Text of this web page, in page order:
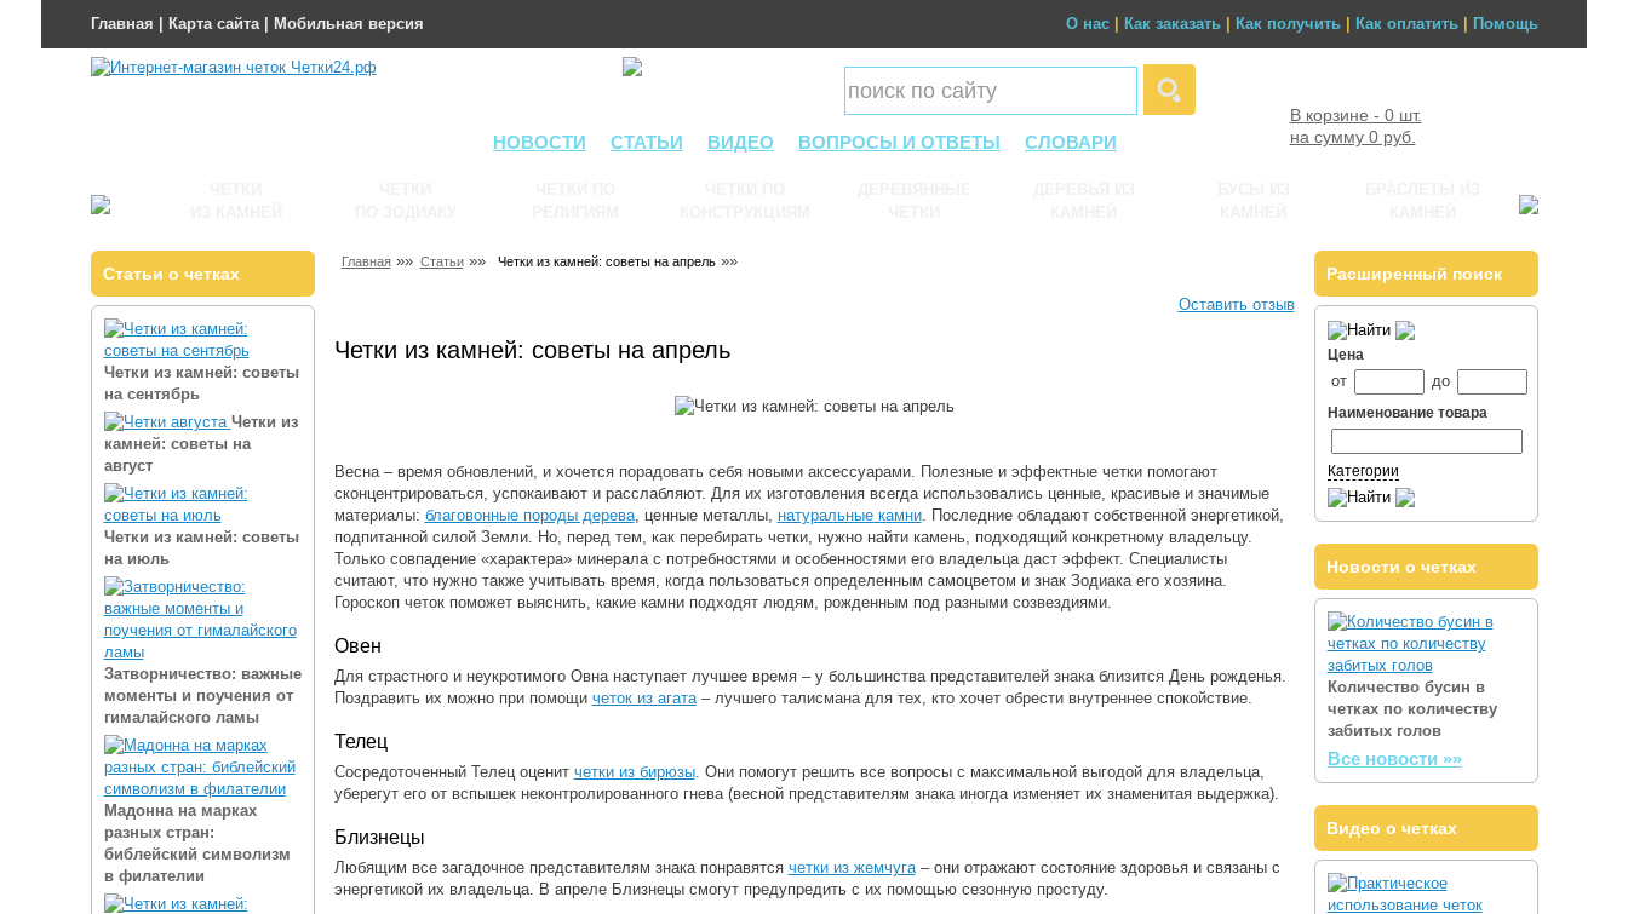
Главная Карта сайта| Мобильная версия О нас| Как заказать| Как получить| Как оплатить| Помощь
НОВОСТИ СТАТЬИ ВИДЕО ВОПРОСЫ И ОТВЕТЫ СЛОВАРИ
В корзине - 0 шт.
на сумму 0 руб.
Статьи о четках
Четки из камней: советы
на сентябрь
Четки из
камней: советы на
август
Четки из камней: советы
на июль
Затворничество: важные
моменты и поучения от
гималайского ламы
Мадонна на марках
разных стран:
библейский символизм
в филателии
Главная»» Статьи»» Четки из камней: советы на апрель»»
Оставить отзыв
Четки из камней: советы на апрель
Весна ‒ время обновлений, и хочется порадовать себя новыми аксессуарами. Полезные и эффектные четки помогают
сконцентрироваться, успокаивают и расслабляют. Для их изготовления всегда использовались ценные, красивые и значимые
материалы: благовонные породы дерева, ценные металлы, натуральные камни. Последние обладают собственной энергетикой,
подпитанной силой Земли. Но, перед тем, как перебирать четки, нужно найти камень, подходящий конкретному владельцу.
Только совпадение «характера» минерала с потребностями и особенностями его владельца даст эффект. Специалисты
считают, что нужно также учитывать время, когда пользоваться определенным самоцветом и знак Зодиака его хозяина.
Гороскоп четок поможет выяснить, какие камни подходят людям, рожденным под разными созвездиями.
Овен
Для страстного и неукротимого Овна наступает лучшее время ‒ у большинства представителей знака близится День рожденья.
Поздравить их можно при помощи четок из агата‒ лучшего талисмана для тех, кто хочет обрести внутреннее спокойствие.
Телец
Сосредоточенный Телец оценит четки из бирюзы. Они помогут решить все вопросы с максимальной выгодой для владельца,
уберегут его от вспышек неконтролированного гнева (весной представителям знака иногда изменяет их знаменитая выдержка).
Близнецы
Любящим все загадочное представителям знака понравятся четки из жемчуга‒ они отражают состояние здоровья и связаны с
энергетикой их владельца. В апреле Близнецы смогут предупредить с их помощью сезонную простуду.
Расширенный поиск
Цена
от до
Наименование товара
Категории
Новости о четках
Количество бусин в
четках по количеству
забитых голов
Все новости »»
Видео о четках